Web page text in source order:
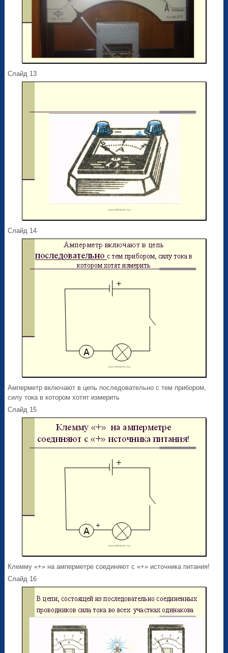
Слайд 13
Слайд 14
Амперметр включают в цепь последовательно с тем прибором,
силу тока в котором хотят измерить
Слайд 15
Клемму «+» на амперметре соединяют с «+» источника питания!
Слайд 16